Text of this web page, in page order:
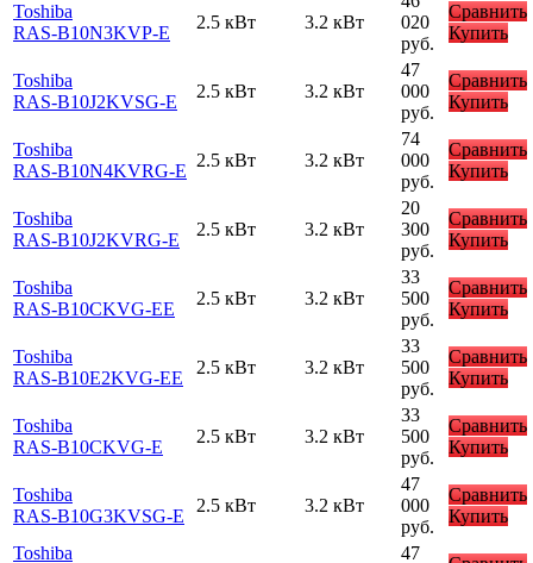
Toshiba
RAS-B10N3KVP-E
2.5 кВт 3.2 кВт
020
руб.
Сравнить
Купить
Toshiba
RAS-B10J2KVSG-E
2.5 кВт 3.2 кВт
47
000
руб.
Сравнить
Купить
Toshiba
RAS-B10N4KVRG-E
2.5 кВт 3.2 кВт
74
000
руб.
Сравнить
Купить
Toshiba
RAS-B10J2KVRG-E
2.5 кВт 3.2 кВт
20
300
руб.
Сравнить
Купить
Toshiba
RAS-B10CKVG-EE
2.5 кВт 3.2 кВт
33
500
руб.
Сравнить
Купить
Toshiba
RAS-B10E2KVG-EE
2.5 кВт 3.2 кВт
33
500
руб.
Сравнить
Купить
Toshiba
RAS-B10CKVG-E
2.5 кВт 3.2 кВт
33
500
руб.
Сравнить
Купить
Toshiba
RAS-B10G3KVSG-E
2.5 кВт 3.2 кВт
47
000
руб.
Сравнить
Купить
Toshiba
47